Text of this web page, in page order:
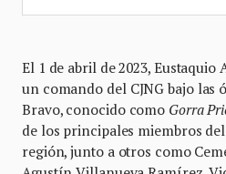
El 1 de abril de 2023,
un comando del CJNG bajo las
Bravo, conocido como Gorra
de los principales miembros
región, junto a otros como